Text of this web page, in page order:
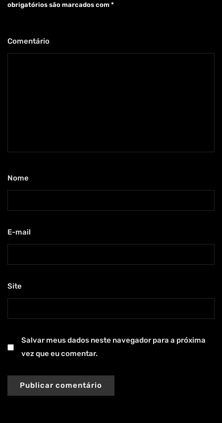
obrigatórios são marcados com *
Comentário
Nome
E-mail
Site
Salvar meus dados neste navegador para a próxima
vez que eu comentar.